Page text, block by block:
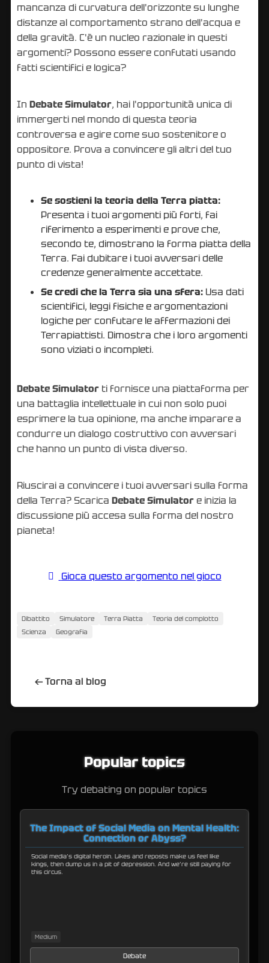
mancanza di curvatura dell'orizzonte su lunghe
distanze al comportamento strano dell'acqua e
della gravità. C'è un nucleo razionale in questi
argomenti? Possono essere confutati usando
fatti scientifici e logica?
In Debate Simulator, hai l'opportunità unica di
immergerti nel mondo di questa teoria
controversa e agire come suo sostenitore o
oppositore. Prova a convincere gli altri del tuo
punto di vista!
Se sostieni la teoria della Terra piatta:
Presenta i tuoi argomenti più forti, fai
riferimento a esperimenti e prove che,
secondo te, dimostrano la forma piatta della
Terra. Fai dubitare i tuoi avversari delle
credenze generalmente accettate.
Se credi che la Terra sia una sfera: Usa dati
scientifici, leggi fisiche e argomentazioni
logiche per confutare le affermazioni dei
Terrapiattisti. Dimostra che i loro argomenti
sono viziati o incompleti.
Debate Simulator ti fornisce una piattaforma per
una battaglia intellettuale in cui non solo puoi
esprimere la tua opinione, ma anche imparare a
condurre un dialogo costruttivo con avversari
che hanno un punto di vista diverso.
Riuscirai a convincere i tuoi avversari sulla forma
della Terra? Scarica Debate Simulatore inizia la
discussione più accesa sulla forma del nostro
pianeta!
Gioca questo argomento nel gioco
Dibattito Simulatore Terra Piatta
Teoria del complotto
Scienza
Geografia
←Torna al blog
Popular topics
Try debating on popular topics
The Impact of Social Media on Mental Health:
Connection or Abyss?
Social media’s digital heroin. Likes and reposts make us feel like
kings, then dump us in a pit of depression. And we’re still paying for
this circus.
Medium
Debate